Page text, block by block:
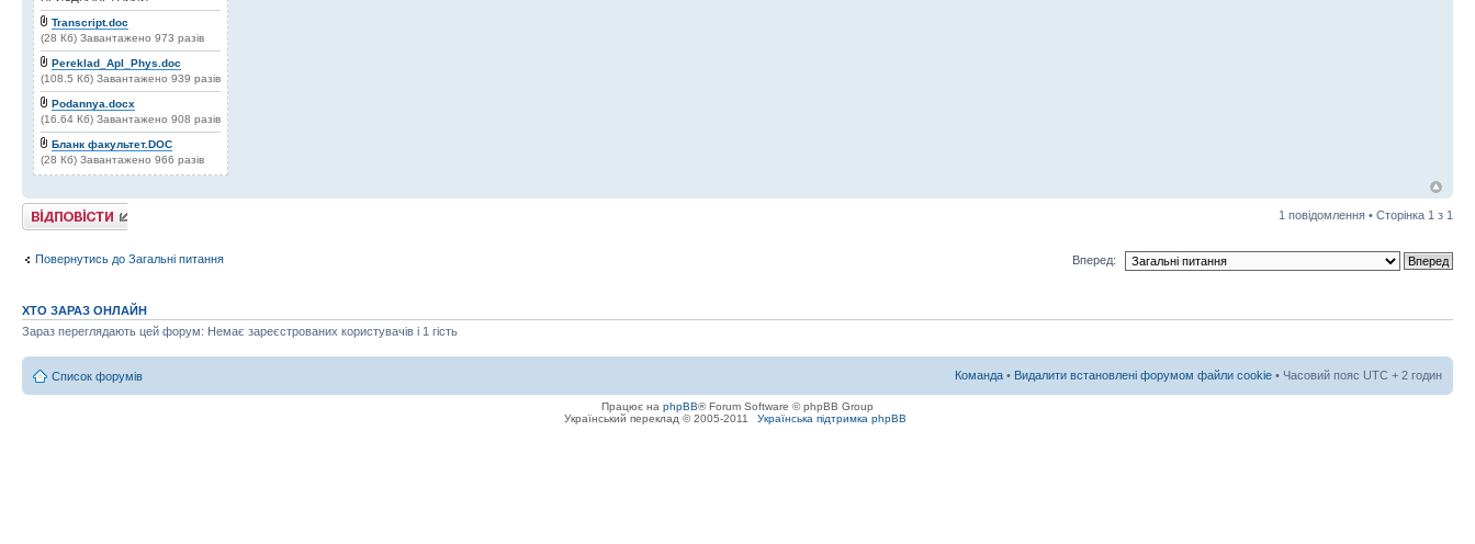
Transcript.doc
(28 Кб) Завантажено 973 разів
Pereklad_Apl_Phys.doc
(108.5 Кб) Завантажено 939 разів
Podannya.docx
(16.64 Кб) Завантажено 908 разів
Бланк факультет.DOC
(28 Кб) Завантажено 966 разів
Відповісти 1 повідомлення • Сторінка 1 з 1
Повернутись до Загальні питання Вперед:
ХТО ЗАРАЗ ОНЛАЙН
Зараз переглядають цей форум: Немає зареєстрованих користувачів і 1 гість
Список форумів Команда • Видалити встановлені форумом файли cookie • Часовий пояс UTC + 2 годин
Працює на phpBB® Forum Software © phpBB Group
Український переклад © 2005-2011
Українська підтримка phpBB